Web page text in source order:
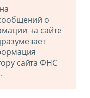
о
на сайте
сайта ФНС